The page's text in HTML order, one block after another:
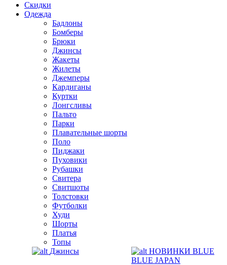
Скидки
Одежда
Бадлоны
Бомберы
Брюки
Джинсы
Жакеты
Жилеты
Джемперы
Кардиганы
Куртки
Лонгсливы
Пальто
Парки
Плавательные шорты
Поло
Пиджаки
Пуховики
Рубашки
Свитера
Свитшоты
Толстовки
Футболки
Худи
Шорты
Платья
Топы
Джинсы
НОВИНКИ BLUE
BLUE JAPAN